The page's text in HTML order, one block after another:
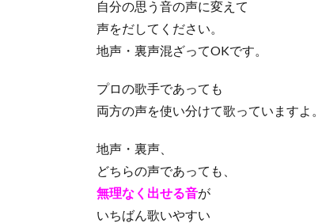
自分の思う音の声に変えて
声をだしてください。
地声・裏声混ざってOKです。
プロの歌手であっても
両方の声を使い分けて歌っていますよ。
地声・裏声、
どちらの声であっても、
無理なく出せる音が
いちばん歌いやすい